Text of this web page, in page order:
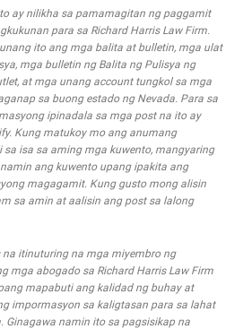
ay nilikha sa pamamagitan ng paggamit
para sa Richard Harris Law Firm.
ito ang mga balita at bulletin, mga ulat
mga bulletin ng Balita ng Pulisya ng
at mga unang account tungkol sa mga
sa buong estado ng Nevada. Para sa
ipinadala sa mga post na ito ay
Kung matukoy mo ang anumang
isa sa aming mga kuwento, mangyaring
ang kuwento upang ipakita ang
magagamit. Kung gusto mong alisin
sa amin at aalisin ang post sa lalong
itinuturing na mga miyembro ng
mga abogado sa Richard Harris Law Firm
mapabuti ang kalidad ng buhay at
impormasyon sa kaligtasan para sa lahat
Ginagawa namin ito sa pagsisikap na